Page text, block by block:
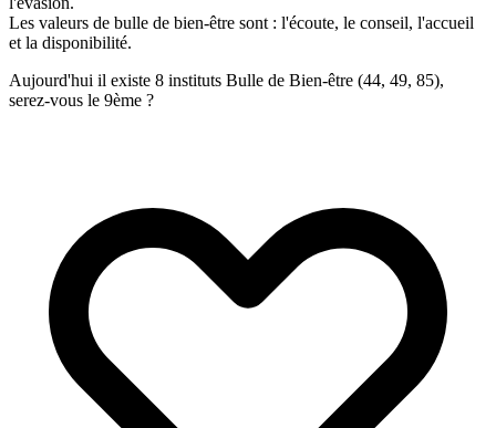
Les valeurs de bulle de bien-être sont : l'écoute, le conseil, l'accueil
et la disponibilité.
Aujourd'hui il existe 8 instituts Bulle de Bien-être (44, 49, 85),
serez-vous le 9ème ?